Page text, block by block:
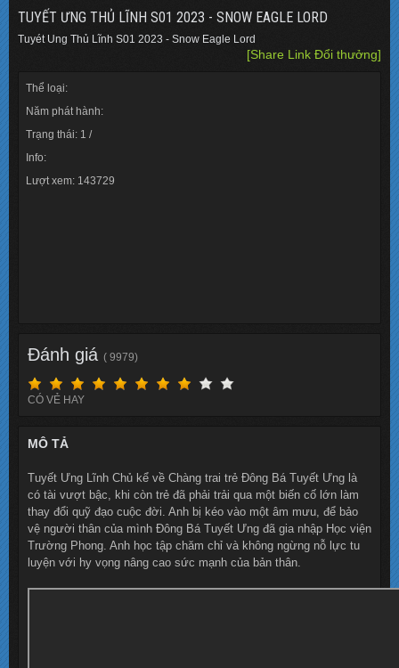
TUYẾT ƯNG THỦ LĨNH S01 2023 - SNOW EAGLE LORD
Tuyét Ung Thủ Lĩnh S01 2023 - Snow Eagle Lord
[Share Link Đổi thưởng]
Thể loại:
Năm phát hành:
Trạng thái: 1 /
Info:
Lượt xem: 143729
Đánh giá ( 9979)
CÓ VẺ HAY
MÔ TẢ
Tuyết Ưng Lĩnh Chủ kể về Chàng trai trẻ Đông Bá Tuyết Ưng là
có tài vượt bậc, khi còn trẻ đã phải trải qua một biến cố lớn làm
thay đổi quỹ đạo cuộc đời. Anh bị kéo vào một âm mưu, để bảo
vệ người thân của mình Đông Bá Tuyết Ưng đã gia nhập Học viện
Trường Phong. Anh học tập chăm chỉ và không ngừng nỗ lực tu
luyện với hy vọng nâng cao sức mạnh của bản thân.